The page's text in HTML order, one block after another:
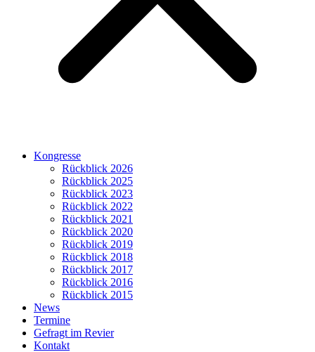
Kongresse
Rückblick 2026
Rückblick 2025
Rückblick 2023
Rückblick 2022
Rückblick 2021
Rückblick 2020
Rückblick 2019
Rückblick 2018
Rückblick 2017
Rückblick 2016
Rückblick 2015
News
Termine
Gefragt im Revier
Kontakt